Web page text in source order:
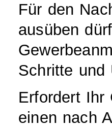
Für den
ausüben
Schritte und
Erfordert Ihr
einen nach